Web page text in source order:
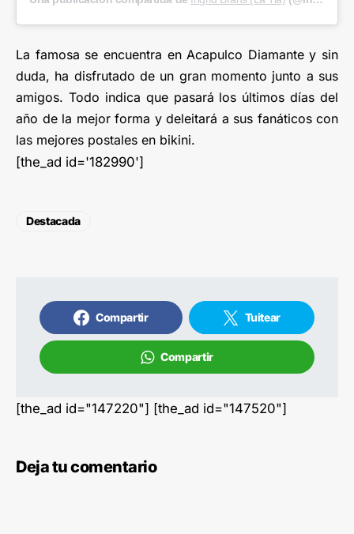
La famosa se encuentra en Acapulco Diamante y sin
duda, ha disfrutado de un gran momento junto a sus
amigos. Todo indica que pasará los últimos días del
año de la mejor forma y deleitará a sus fanáticos con
las mejores postales en bikini.
[the_ad id='182990']
Destacada
Compartir Tuitear
Compartir
[the_ad id="147220"] [the_ad id="147520"]
Deja tu comentario